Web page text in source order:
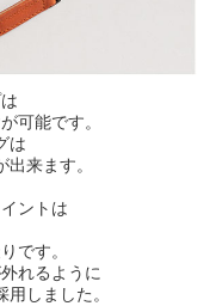
可能です。
は
来ます。
ントは
です。
れるように
しました。